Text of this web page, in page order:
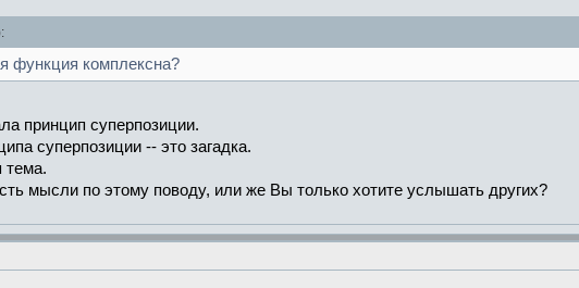
функция комплексна?
принцип суперпозиции.
суперпозиции -- это загадка.
тема.
мысли по этому поводу, или же Вы только хотите услышать других?